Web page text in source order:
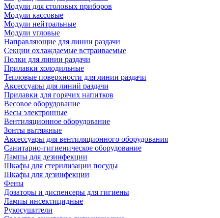
Модули для столовых приборов
Модули кассовые
Модули нейтральные
Модули угловые
Направляющие для линии раздачи
Секции охлаждаемые встраиваемые
Полки для линии раздачи
Прилавки холодильные
Тепловые поверхности для линии раздачи
Аксессуары для линий раздачи
Прилавки для горячих напитков
Весовое оборудование
Весы электронные
Вентиляционное оборудование
Зонты вытяжные
Аксессуары для вентиляционного оборудования
Санитарно-гигиеническое оборудование
Лампы для дезинфекции
Шкафы для стерилизации посуды
Шкафы для дезинфекции
Фены
Дозаторы и диспенсеры для гигиены
Лампы инсектицидные
Рукосушители